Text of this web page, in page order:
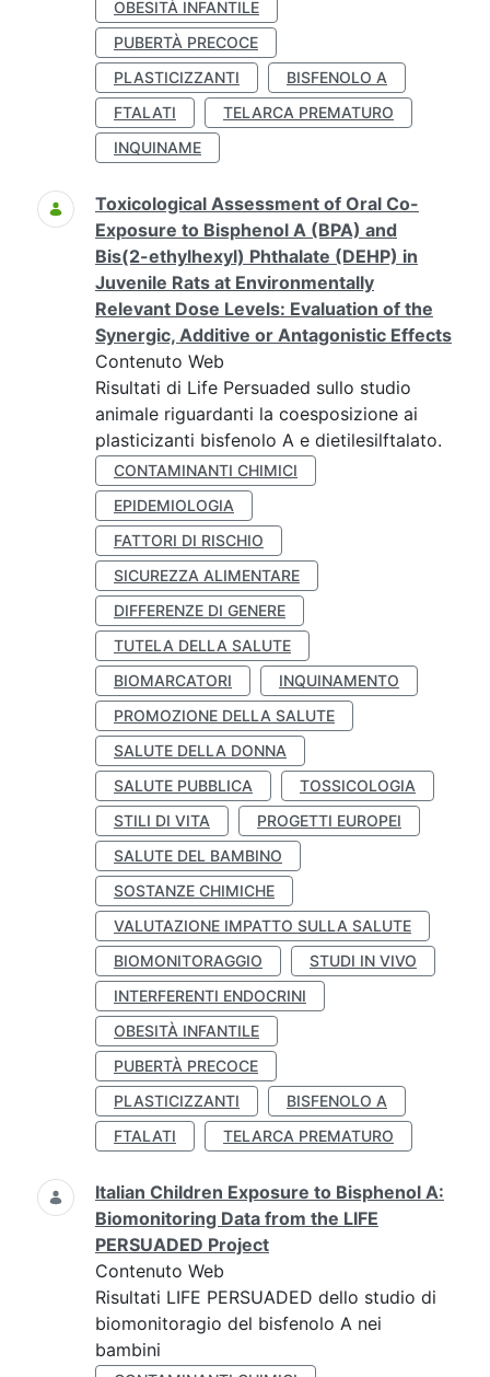
OBESITÀ INFANTILE
PUBERTÀ PRECOCE
PLASTICIZZANTI
BISFENOLO A
FTALATI
TELARCA PREMATURO
INQUINAME
Toxicological Assessment of Oral Co-
Exposure to Bisphenol A (BPA) and
Bis(2-ethylhexyl) Phthalate (DEHP) in
Juvenile Rats at Environmentally
Relevant Dose Levels: Evaluation of the
Synergic, Additive or Antagonistic Effects
Contenuto Web
Risultati di Life Persuaded sullo studio
animale riguardanti la coesposizione ai
plasticizanti bisfenolo A e dietilesilftalato.
CONTAMINANTI CHIMICI
EPIDEMIOLOGIA
FATTORI DI RISCHIO
SICUREZZA ALIMENTARE
DIFFERENZE DI GENERE
TUTELA DELLA SALUTE
BIOMARCATORI
INQUINAMENTO
PROMOZIONE DELLA SALUTE
SALUTE DELLA DONNA
SALUTE PUBBLICA
TOSSICOLOGIA
STILI DI VITA
PROGETTI EUROPEI
SALUTE DEL BAMBINO
SOSTANZE CHIMICHE
VALUTAZIONE IMPATTO SULLA SALUTE
BIOMONITORAGGIO
STUDI IN VIVO
INTERFERENTI ENDOCRINI
OBESITÀ INFANTILE
PUBERTÀ PRECOCE
PLASTICIZZANTI
BISFENOLO A
FTALATI
TELARCA PREMATURO
Italian Children Exposure to Bisphenol A:
Biomonitoring Data from the LIFE
PERSUADED Project
Contenuto Web
Risultati LIFE PERSUADED dello studio di
biomonitoragio del bisfenolo A nei
bambini